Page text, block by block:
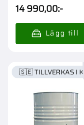
14 990,00:-
🇸🇪 TILLVERKAS I